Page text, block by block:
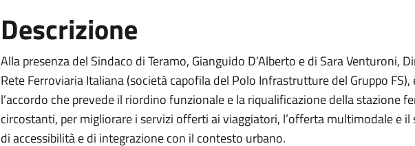
Descrizione
Alla presenza del Sindaco di Teramo, Gianguido D’Alberto e di Sara Venturoni,
Rete Ferroviaria Italiana (società capofila del Polo Infrastrutture del Gruppo
l’accordo che prevede il riordino funzionale e la riqualificazione della stazione
circostanti, per migliorare i servizi offerti ai viaggiatori, l’offerta multimodale e il
di accessibilità e di integrazione con il contesto urbano.